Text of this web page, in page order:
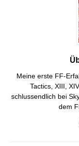
Meine erste FF-
Tactics, XIII,
schlussendlich bei
dem